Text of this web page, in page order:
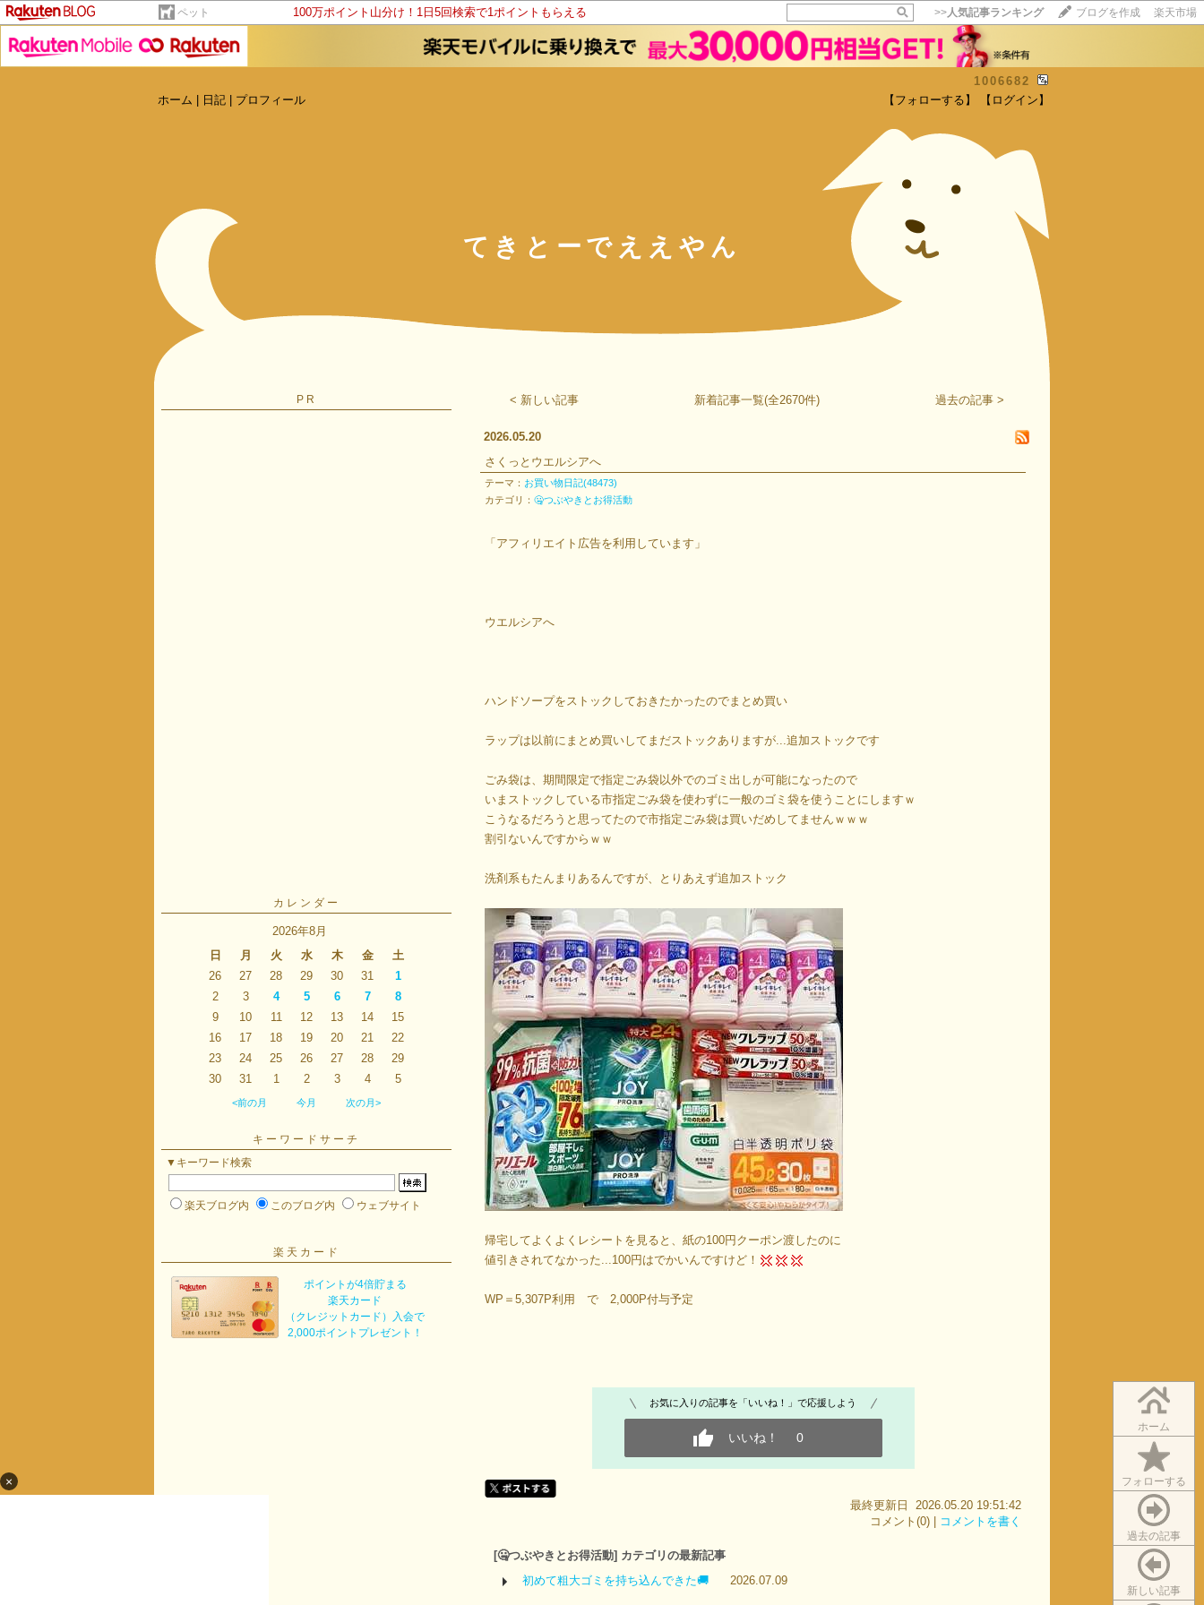
ペット 100万ポイント山分け！1日5回検索で1ポイントもらえる >>人気記事ランキング ブログを作成 楽天市場
1006682
ホーム
日記 プロフィール 【フォローする】 【ログイン】
てきとーでええやん
ホーム
フォローする
過去の記事
新しい記事
いいね!
PR
×
カレンダー
2026年8月
日
月 火 水 木 金
土
26
27 28 29 30 31
1
2
3 4 5 6 7
8
9
10 11 12 13 14
15
16
17 18 19 20 21
22
23
24 25 26 27 28
29
30
31 1 2 3 4 5
<前の月 今月 次の月>
キーワードサーチ
▼キーワード検索
楽天ブログ内 このブログ内 ウェブサイト
楽天カード
ポイントが4倍貯まる
楽天カード
（クレジットカード）入会で
2,000ポイントプレゼント！
< 新しい記事 新着記事一覧(全2670件) 過去の記事 >
2026.05.20
さくっとウエルシアへ
テーマ： お買い物日記(48473)
カテゴリ：🤐つぶやきとお得活動
「アフィリエイト広告を利用しています」
ウエルシアへ
ハンドソープをストックしておきたかったのでまとめ買い
ラップは以前にまとめ買いしてまだストックありますが...追加ストックです
ごみ袋は、期間限定で指定ごみ袋以外でのゴミ出しが可能になったので
いまストックしている市指定ごみ袋を使わずに一般のゴミ袋を使うことにしますｗ
こうなるだろうと思ってたので市指定ごみ袋は買いだめしてませんｗｗｗ
割引ないんですからｗｗ
洗剤系もたんまりあるんですが、とりあえず追加ストック
帰宅してよくよくレシートを見ると、紙の100円クーポン渡したのに
値引きされてなかった...100円はでかいんですけど！
WP＝5,307P利用 で 2,000P付与予定
お気に入りの記事を「いいね！」で応援しよう
いいね！ 0
最終更新日 2026.05.20 19:51:42
コメント(0) |
コメントを書く
[🤐つぶやきとお得活動] カテゴリの最新記事
初めて粗大ゴミを持ち込んできた🚚
2026.07.09